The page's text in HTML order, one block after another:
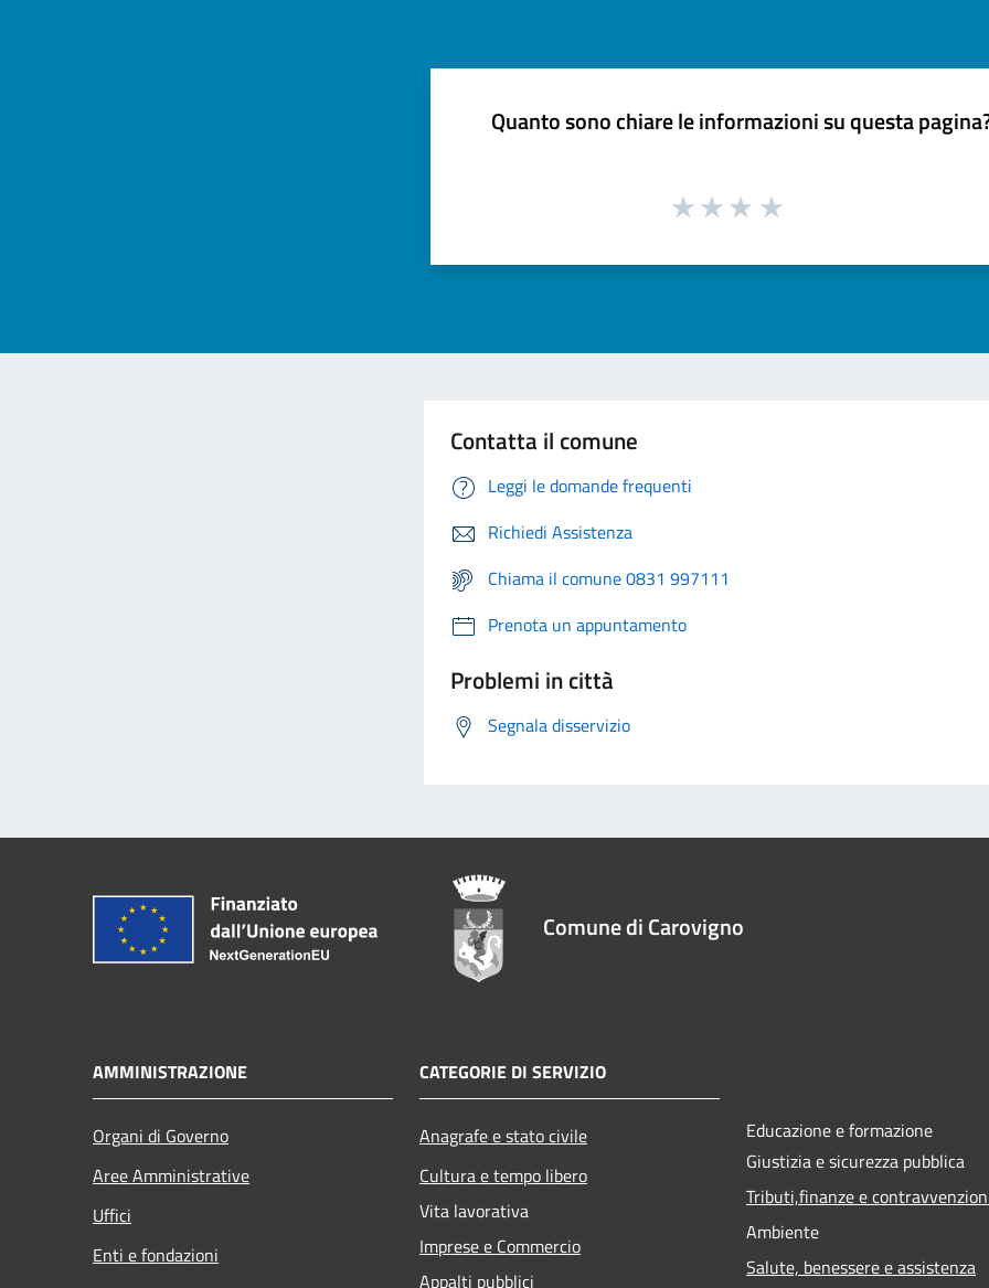
Quanto sono chiare le informazioni su questa
Contatta il comune
Leggi le domande frequenti
Richiedi Assistenza
Chiama il comune 0831 997111
Prenota un appuntamento
Problemi in città
Segnala disservizio
Comune di Carovigno
AMMINISTRAZIONE
Organi di Governo
Aree Amministrative
Uffici
Enti e fondazioni
CATEGORIE DI SERVIZIO
Anagrafe e stato civile
Cultura e tempo libero
Vita lavorativa
Imprese e Commercio
Appalti pubblici
Educazione e formazione
Giustizia e sicurezza pubblica
Tributi,finanze e
Ambiente
Salute, benessere e assistenza